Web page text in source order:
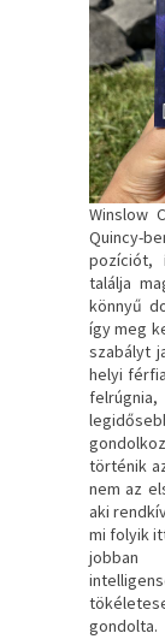
Winslow
Quincy-
pozíciót,
találja
könnyű
így meg
szabályt
helyi
történik
nem az
aki
mi folyik
jobban
gondolta.